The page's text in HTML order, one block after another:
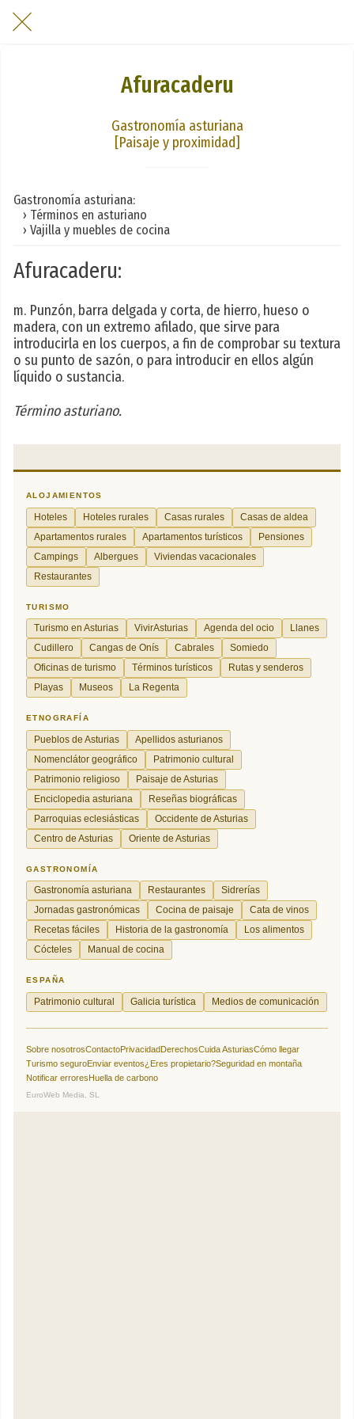
Afuracaderu
Gastronomía asturiana
[Paisaje y proximidad]
Gastronomía asturiana:
› Términos en asturiano
› Vajilla y muebles de cocina
Afuracaderu:
m. Punzón, barra delgada y corta, de hierro, hueso o
madera, con un extremo afilado, que sirve para
introducirla en los cuerpos, a fin de comprobar su textura
o su punto de sazón, o para introducir en ellos algún
líquido o sustancia.
Término asturiano.